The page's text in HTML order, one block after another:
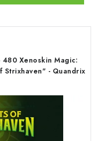
Xenoskin Magic:
Strixhaven" - Quandrix